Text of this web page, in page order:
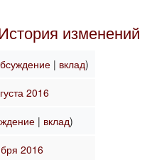
изменений
| вклад)
2016
| вклад)
2016